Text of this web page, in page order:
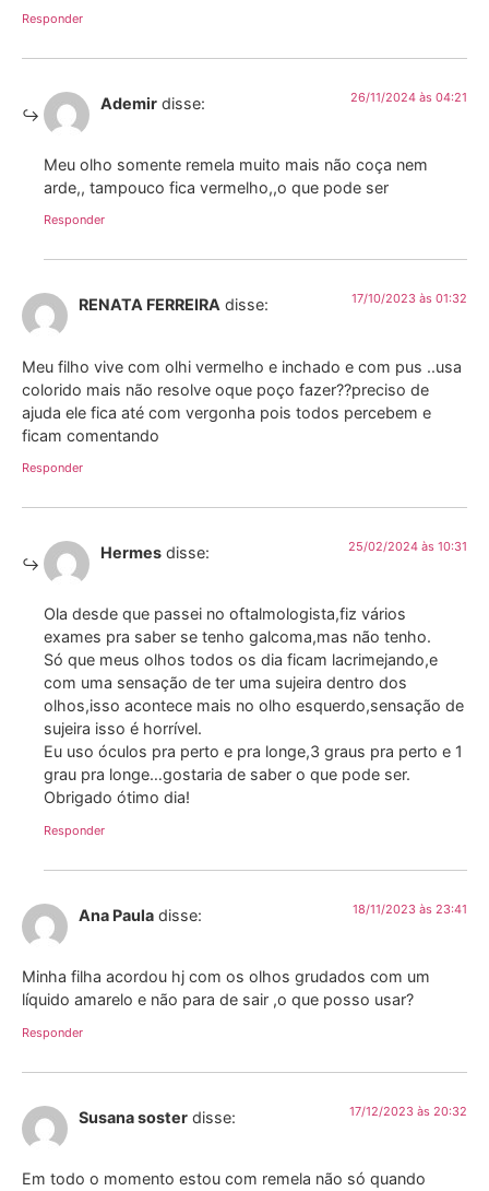
Responder
Ademir disse: 26/11/2024 às 04:21
Meu olho somente remela muito mais não coça nem
arde,, tampouco fica vermelho,,o que pode ser
Responder
RENATA FERREIRA disse: 17/10/2023 às 01:32
Meu filho vive com olhi vermelho e inchado e com pus ..usa
colorido mais não resolve oque poço fazer??preciso de
ajuda ele fica até com vergonha pois todos percebem e
ficam comentando
Responder
Hermes disse: 25/02/2024 às 10:31
Ola desde que passei no oftalmologista,fiz vários
exames pra saber se tenho galcoma,mas não tenho.
Só que meus olhos todos os dia ficam lacrimejando,e
com uma sensação de ter uma sujeira dentro dos
olhos,isso acontece mais no olho esquerdo,sensação de
sujeira isso é horrível.
Eu uso óculos pra perto e pra longe,3 graus pra perto e 1
grau pra longe…gostaria de saber o que pode ser.
Obrigado ótimo dia!
Responder
Ana Paula disse: 18/11/2023 às 23:41
Minha filha acordou hj com os olhos grudados com um
líquido amarelo e não para de sair ,o que posso usar?
Responder
Susana soster disse: 17/12/2023 às 20:32
Em todo o momento estou com remela não só quando